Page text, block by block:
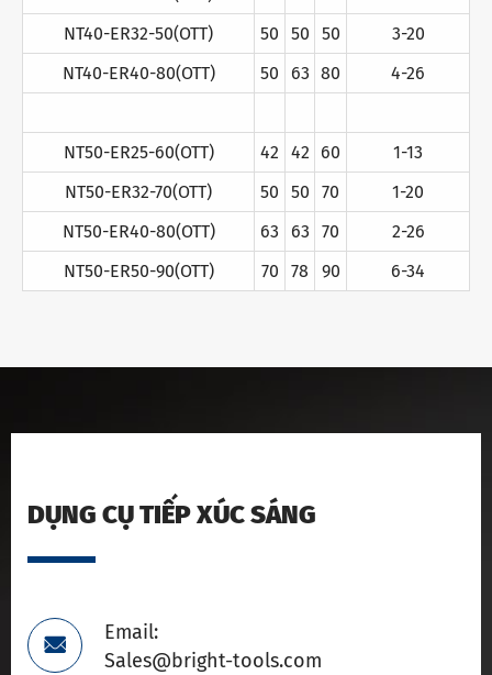
NT40-ER32-50(OTT)
50 50 50
3-20
NT40-ER40-80(OTT)
50 63 80 4-26
NT50-ER25-60(OTT) 42 42 60
1-13
NT50-ER32-70(OTT)
50 50 70
1-20
NT50-ER40-80(OTT)
63 63 70
2-26
NT50-ER50-90(OTT)
70 78 90 6-34
DỤNG CỤ TIẾP XÚC SÁNG

Email:
Sales@bright-tools.com